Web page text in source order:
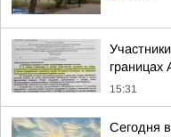
границах
15:31
Сегодня